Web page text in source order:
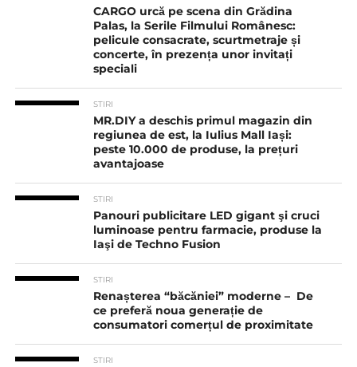
CARGO urcă pe scena din Grădina
Palas, la Serile Filmului Românesc:
pelicule consacrate, scurtmetraje și
concerte, în prezența unor invitați
speciali
STIRI
MR.DIY a deschis primul magazin din
regiunea de est, la Iulius Mall Iași:
peste 10.000 de produse, la prețuri
avantajoase
STIRI
Panouri publicitare LED gigant şi cruci
luminoase pentru farmacie, produse la
Iaşi de Techno Fusion
STIRI
Renașterea “băcăniei” moderne – De
ce preferă noua generație de
consumatori comerțul de proximitate
STIRI